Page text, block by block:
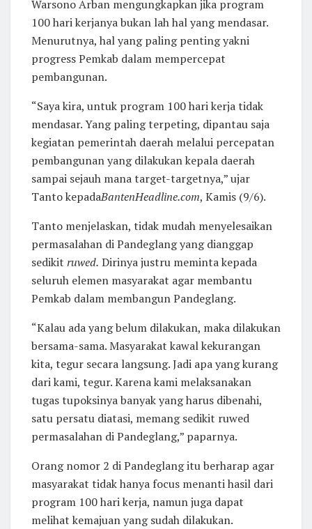
Warsono Arban mengungkapkan jika program
100 hari kerjanya bukan lah hal yang mendasar.
Menurutnya, hal yang paling penting yakni
progress Pemkab dalam mempercepat
pembangunan.
“Saya kira, untuk program 100 hari kerja tidak
mendasar. Yang paling terpeting, dipantau saja
kegiatan pemerintah daerah melalui percepatan
pembangunan yang dilakukan kepala daerah
sampai sejauh mana target-targetnya,” ujar
Tanto kepadaBantenHeadline.com, Kamis (9/6).
Tanto menjelaskan, tidak mudah menyelesaikan
permasalahan di Pandeglang yang dianggap
sedikit ruwed. Dirinya justru meminta kepada
seluruh elemen masyarakat agar membantu
Pemkab dalam membangun Pandeglang.
“Kalau ada yang belum dilakukan, maka dilakukan
bersama-sama. Masyarakat kawal kekurangan
kita, tegur secara langsung. Jadi apa yang kurang
dari kami, tegur. Karena kami melaksanakan
tugas tupoksinya banyak yang harus dibenahi,
satu persatu diatasi, memang sedikit ruwed
permasalahan di Pandeglang,” paparnya.
Orang nomor 2 di Pandeglang itu berharap agar
masyarakat tidak hanya focus menanti hasil dari
program 100 hari kerja, namun juga dapat
melihat kemajuan yang sudah dilakukan.